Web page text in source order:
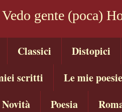
gente (poca)
Classici Distopici
scritti Le mie poesie
Novità Poesia